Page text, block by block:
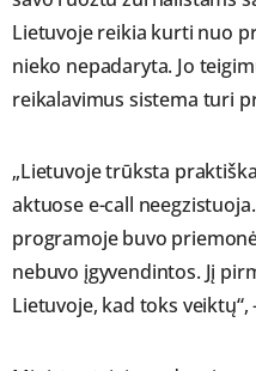
Lietuvoje reikia kurti nuo
nieko nepadaryta. Jo
reikalavimus sistema turi
„Lietuvoje trūksta
aktuose e-call
programoje buvo
nebuvo įgyvendintos. Jį
Lietuvoje, kad toks veiktų“,